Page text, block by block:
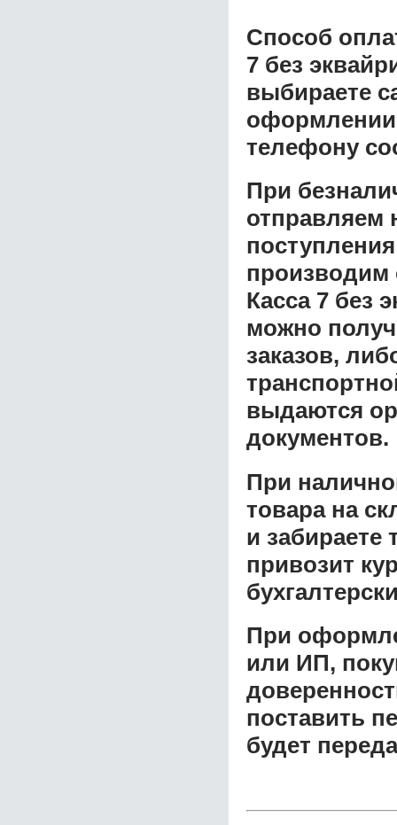
Способ
7 без
выбираете
оформлении
телефону
При
отправляем
производим
Касса 7 без
можно
заказов,
выдаются
документов.
При
товара на
и забираете
привозит
При
или ИП,
поставить
будет